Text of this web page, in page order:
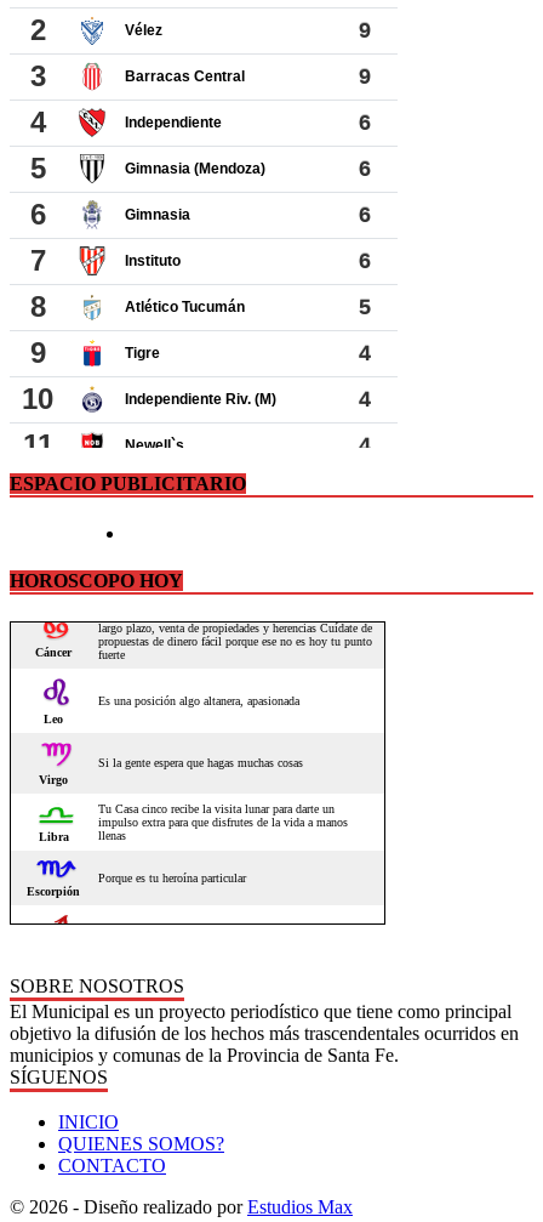
ESPACIO PUBLICITARIO
HOROSCOPO HOY
SOBRE NOSOTROS
El Municipal es un proyecto periodístico que tiene como principal
objetivo la difusión de los hechos más trascendentales ocurridos en
municipios y comunas de la Provincia de Santa Fe.
SÍGUENOS
INICIO
QUIENES SOMOS?
CONTACTO
© 2026 - Diseño realizado porEstudios Max